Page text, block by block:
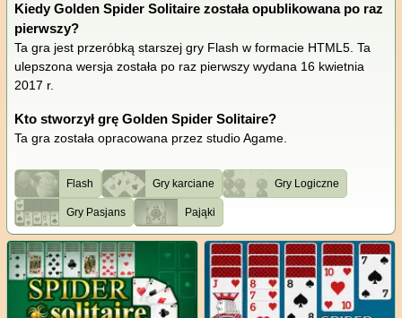
Kiedy Golden Spider Solitaire została opublikowana po raz
pierwszy?
Ta gra jest przeróbką starszej gry Flash w formacie HTML5. Ta
ulepszona wersja została po raz pierwszy wydana 16 kwietnia
2017 r.
Kto stworzył grę Golden Spider Solitaire?
Ta gra została opracowana przez studio Agame.
Flash Gry karciane Gry Logiczne
Gry Pasjans Pająki